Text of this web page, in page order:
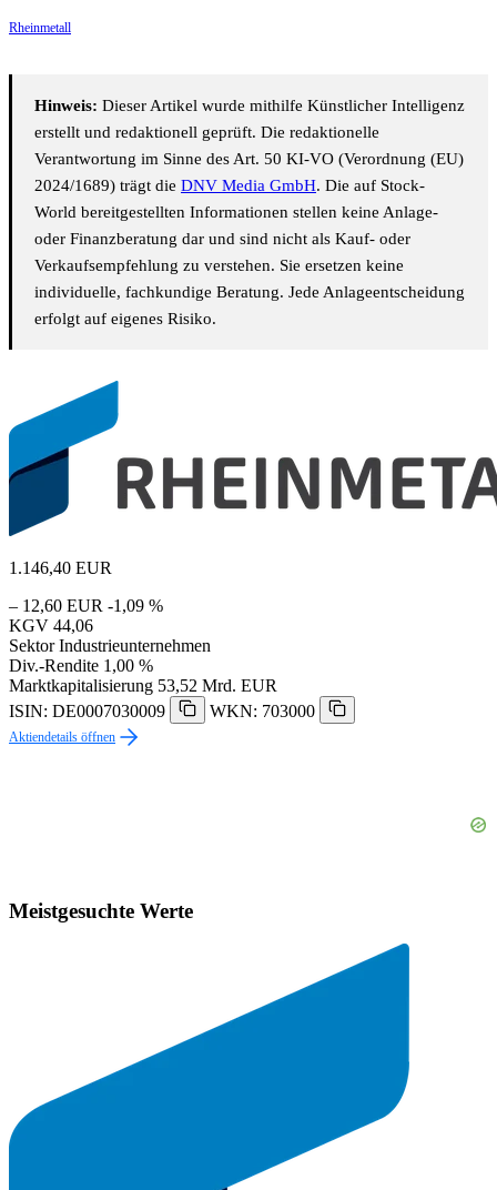
Rheinmetall
Hinweis: Dieser Artikel wurde mithilfe Künstlicher Intelligenz
erstellt und redaktionell geprüft. Die redaktionelle
Verantwortung im Sinne des Art. 50 KI-VO (Verordnung (EU)
2024/1689) trägt die DNV Media GmbH. Die auf Stock-
World bereitgestellten Informationen stellen keine Anlage-
oder Finanzberatung dar und sind nicht als Kauf- oder
Verkaufsempfehlung zu verstehen. Sie ersetzen keine
individuelle, fachkundige Beratung. Jede Anlageentscheidung
erfolgt auf eigenes Risiko.
1.146,40 EUR
– 12,60 EUR -1,09 %
KGV 44,06
Sektor Industrieunternehmen
Div.-Rendite 1,00 %
Marktkapitalisierung 53,52 Mrd. EUR
ISIN: DE0007030009
WKN: 703000
Aktiendetails öffnen
Meistgesuchte Werte